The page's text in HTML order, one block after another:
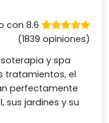
con 8.6
(1839 opiniones)
y spa
tratamientos, el
perfectamente
sus jardines y su